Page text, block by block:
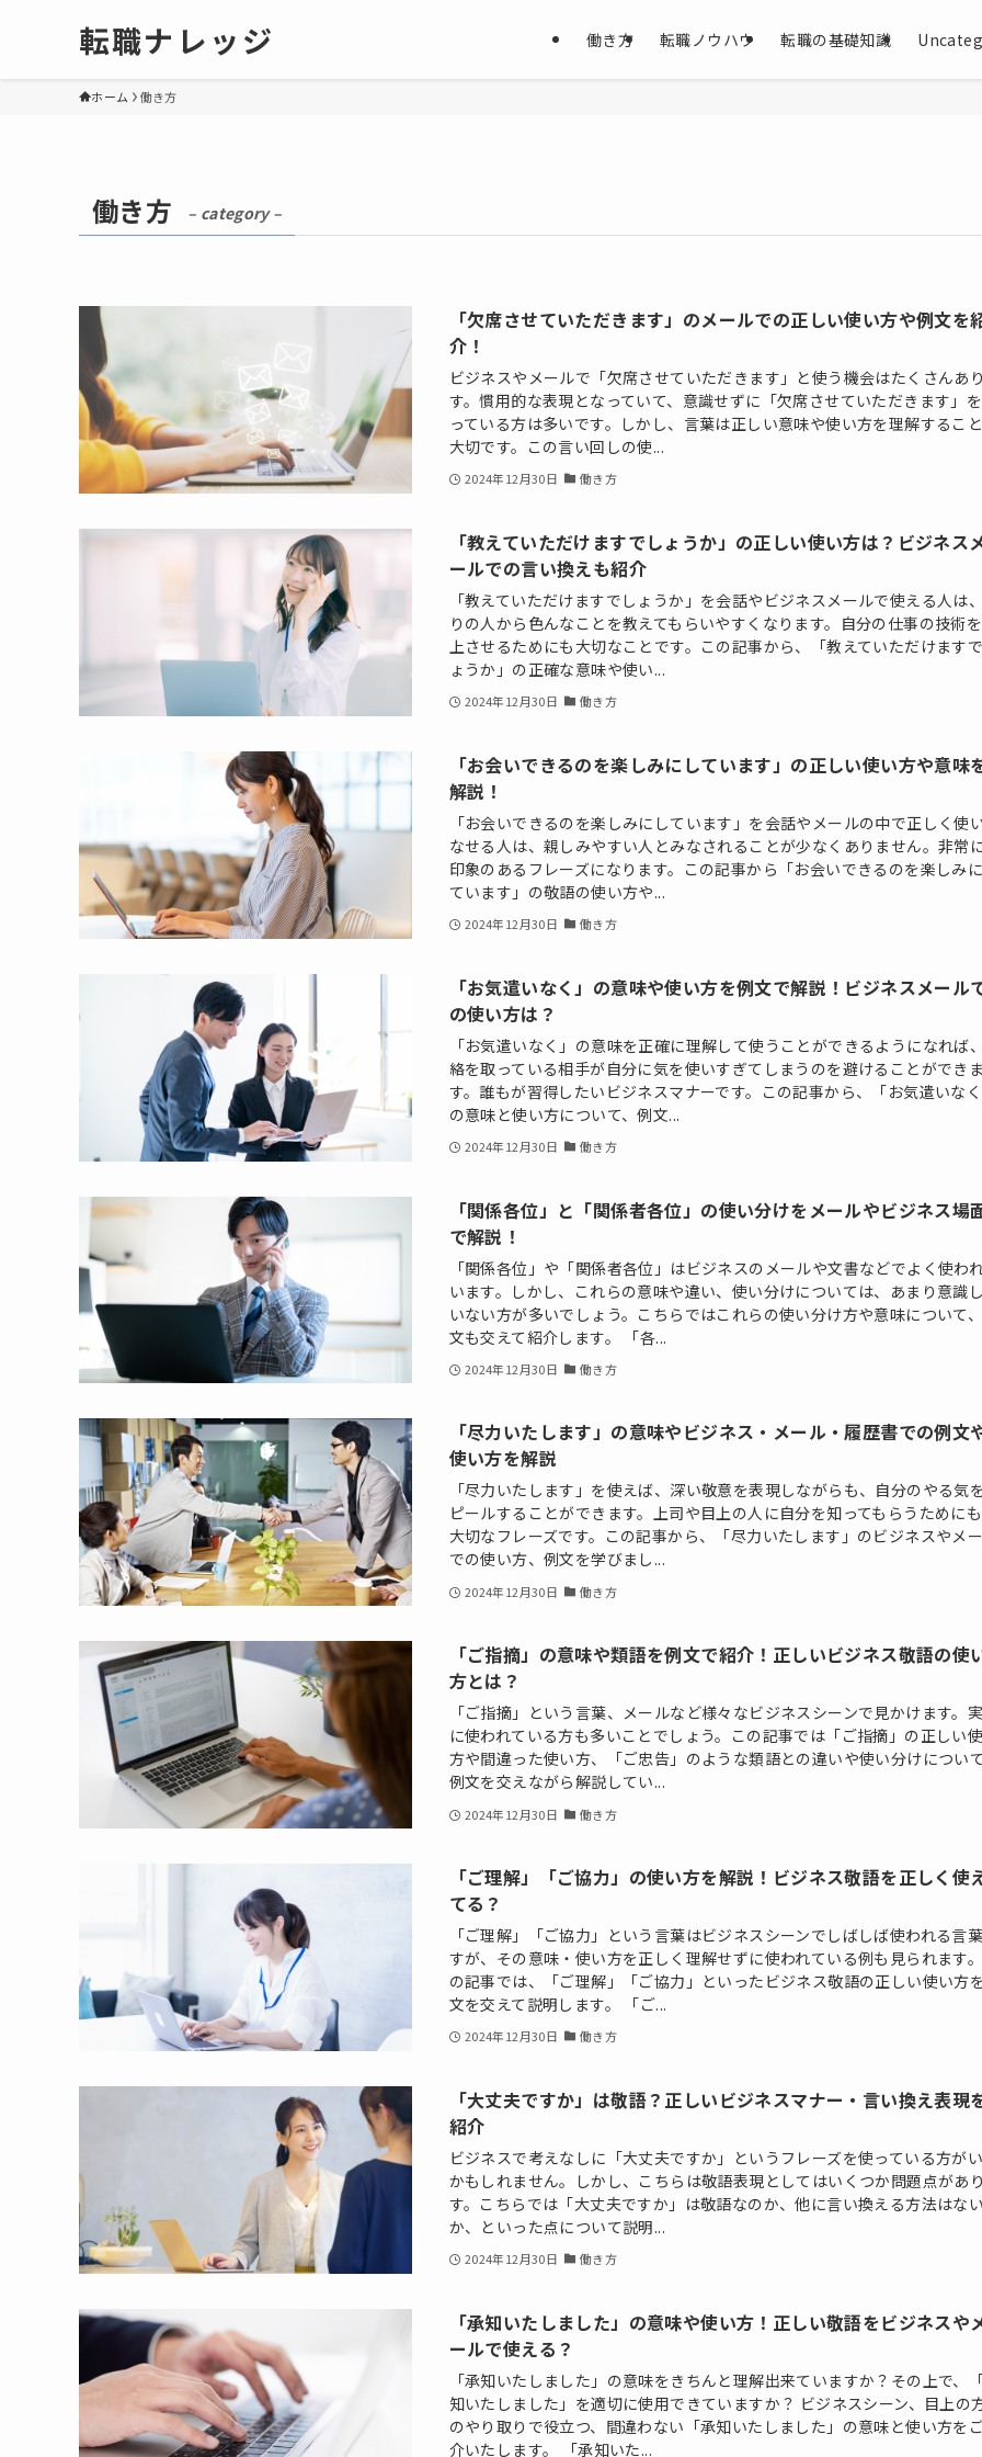
転職ナレッジ 働き方 転職ノウハウ 転職の基礎知識
ホーム 働き方
働き方 – category –
「欠席させていただきます」のメールでの正しい使い方や例文を
介！
ビジネスやメールで「欠席させていただきます」と使う機会はたくさんあ
す。慣用的な表現となっていて、意識せずに「欠席させていただきます」
っている方は多いです。しかし、言葉は正しい意味や使い方を理解するこ
大切です。この言い回しの使...
2024年12月30日 働き方
「教えていただけますでしょうか」の正しい使い方は？ビジネス
ールでの言い換えも紹介
「教えていただけますでしょうか」を会話やビジネスメールで使える人は
りの人から色んなことを教えてもらいやすくなります。自分の仕事の技術
上させるためにも大切なことです。この記事から、「教えていただけます
ょうか」の正確な意味や使い...
2024年12月30日 働き方
「お会いできるのを楽しみにしています」の正しい使い方や意味
解説！
「お会いできるのを楽しみにしています」を会話やメールの中で正しく使
なせる人は、親しみやすい人とみなされることが少なくありません。非常
印象のあるフレーズになります。この記事から「お会いできるのを楽しみ
ています」の敬語の使い方や...
2024年12月30日 働き方
「お気遣いなく」の意味や使い方を例文で解説！ビジネスメール
の使い方は？
「お気遣いなく」の意味を正確に理解して使うことができるようになれば
絡を取っている相手が自分に気を使いすぎてしまうのを避けることができま
す。誰もが習得したいビジネスマナーです。この記事から、「お気遣いなく
の意味と使い方について、例文...
2024年12月30日 働き方
「関係各位」と「関係者各位」の使い分けをメールやビジネス場
で解説！
「関係各位」や「関係者各位」はビジネスのメールや文書などでよく使わ
います。しかし、これらの意味や違い、使い分けについては、あまり意識
いない方が多いでしょう。こちらではこれらの使い分け方や意味について
文も交えて紹介します。 「各...
2024年12月30日 働き方
「尽力いたします」の意味やビジネス・メール・履歴書での例文
使い方を解説
「尽力いたします」を使えば、深い敬意を表現しながらも、自分のやる気
ピールすることができます。上司や目上の人に自分を知ってもらうためにも
大切なフレーズです。この記事から、「尽力いたします」のビジネスやメ
での使い方、例文を学びまし...
2024年12月30日 働き方
「ご指摘」の意味や類語を例文で紹介！正しいビジネス敬語の使
方とは？
「ご指摘」という言葉、メールなど様々なビジネスシーンで見かけます。
に使われている方も多いことでしょう。この記事では「ご指摘」の正しい
方や間違った使い方、「ご忠告」のような類語との違いや使い分けについて
例文を交えながら解説してい...
2024年12月30日 働き方
「ご理解」「ご協力」の使い方を解説！ビジネス敬語を正しく使
てる？
「ご理解」「ご協力」という言葉はビジネスシーンでしばしば使われる言
すが、その意味・使い方を正しく理解せずに使われている例も見られます
の記事では、「ご理解」「ご協力」といったビジネス敬語の正しい使い方
文を交えて説明します。 「ご...
2024年12月30日 働き方
「大丈夫ですか」は敬語？正しいビジネスマナー・言い換え表現
紹介
ビジネスで考えなしに「大丈夫ですか」というフレーズを使っている方が
かもしれません。しかし、こちらは敬語表現としてはいくつか問題点があ
す。こちらでは「大丈夫ですか」は敬語なのか、他に言い換える方法はな
か、といった点について説明...
2024年12月30日 働き方
「承知いたしました」の意味や使い方！正しい敬語をビジネスや
ールで使える？
「承知いたしました」の意味をきちんと理解出来ていますか？その上で、
知いたしました」を適切に使用できていますか？ ビジネスシーン、目上の
のやり取りで役立つ、間違わない「承知いたしました」の意味と使い方を
介いたします。 「承知いた...